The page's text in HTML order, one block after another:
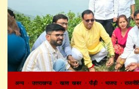
अन्य उत्तराखण्ड खास खबर पौड़ी भाजपा